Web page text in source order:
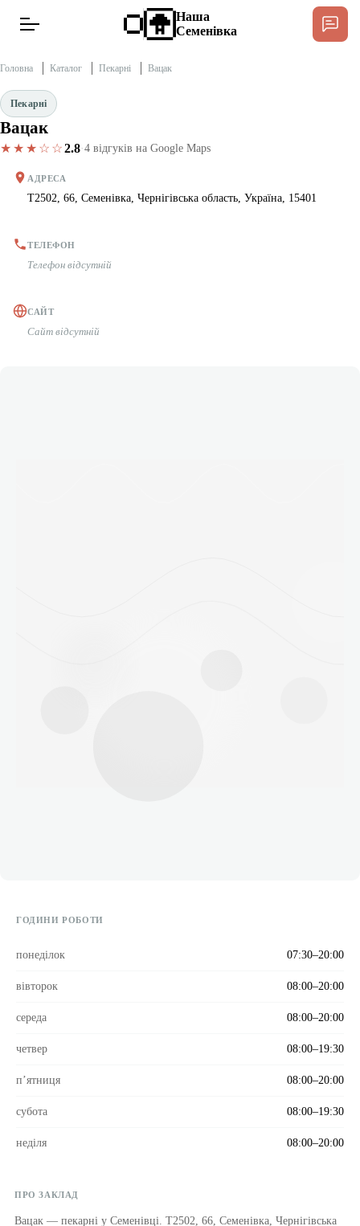
Новини
Публікації
Довідник
Наша
Семенівка
Головна Каталог Пекарні Вацак
Пекарні
Вацак
★★★☆☆2.8·4 відгуків на Google Maps
АДРЕСА
Т2502, 66, Семенівка, Чернігівська область, Україна, 15401
ТЕЛЕФОН
Телефон відсутній
САЙТ
Сайт відсутній
ГОДИНИ РОБОТИ
понеділок 07:30–20:00
вівторок 08:00–20:00
середа 08:00–20:00
четвер 08:00–19:30
пʼятниця 08:00–20:00
субота 08:00–19:30
неділя 08:00–20:00
ПРО ЗАКЛАД
Вацак — пекарні у Семенівці. Т2502, 66, Семенівка, Чернігівська